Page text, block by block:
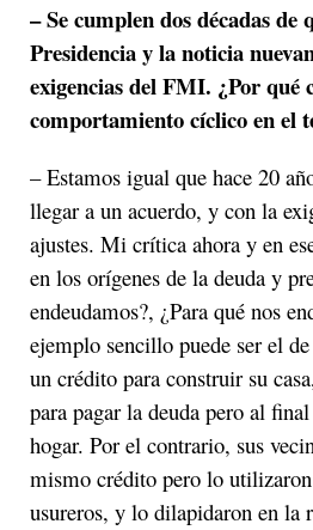
– Se cumplen dos décadas de
Presidencia y la noticia
exigencias del FMI. ¿Por qué
comportamiento cíclico en el
– Estamos igual que hace 20
llegar a un acuerdo, y con la
ajustes. Mi crítica ahora y en
en los orígenes de la deuda y
endeudamos?, ¿Para qué nos
ejemplo sencillo puede ser el
un crédito para construir su
para pagar la deuda pero al
hogar. Por el contrario, sus
mismo crédito pero lo
usureros, y lo dilapidaron en la